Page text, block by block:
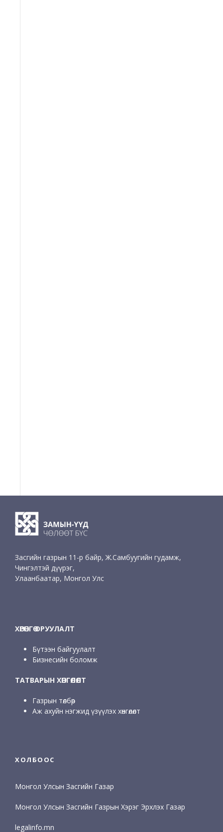
Засгийн газрын 11-р байр, Ж.Самбуугийн гудамж,
Чингэлтэй дүүрэг,
Улаанбаатар, Монгол Улс
ХӨРӨНГӨ ОРУУЛАЛТ
Бүтээн байгуулалт
Бизнесийн боломж
ТАТВАРЫН ХӨНГӨЛӨЛТ
Газрын төлбөр
Аж ахуйн нэгжид үзүүлэх хөнгөлөлт
ХОЛБООС
Монгол Улсын Засгийн Газар
Монгол Улсын Засгийн Газрын Хэрэг Эрхлэх Газар
legalinfo.mn